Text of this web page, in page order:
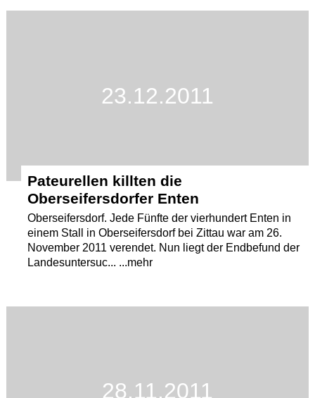
23.12.2011
Pateurellen killten die
Oberseifersdorfer Enten
Oberseifersdorf. Jede Fünfte der vierhundert Enten in
einem Stall in Oberseifersdorf bei Zittau war am 26.
November 2011 verendet. Nun liegt der Endbefund der
Landesuntersuc... ...mehr
28.11.2011